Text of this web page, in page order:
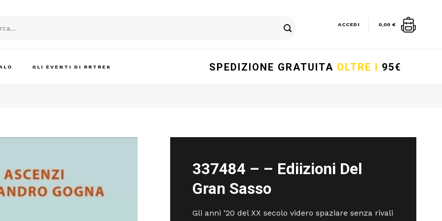
ACCEDI 0,00 €
GLI EVENTI DI RRTREK SPEDIZIONE GRATUITA OLTRE I 95€
337484 – – Ediizioni Del
Gran Sasso
Gli anni ’20 del XX secolo videro spaziare senza rivali